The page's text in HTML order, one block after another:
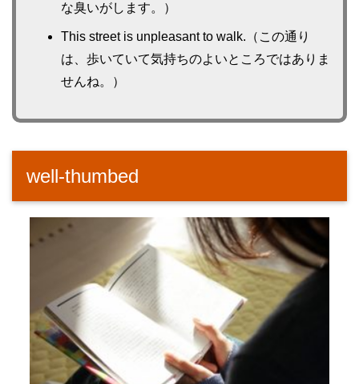
な臭いがします。）
This street is unpleasant to walk.（この通り
は、歩いていて気持ちのよいところではありま
せんね。）
well-thumbed